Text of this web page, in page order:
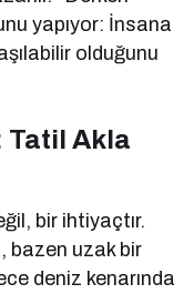
yapıyor: İnsana
olduğunu
Tatil Akla
bir ihtiyaçtır.
bazen uzak bir
deniz kenarında